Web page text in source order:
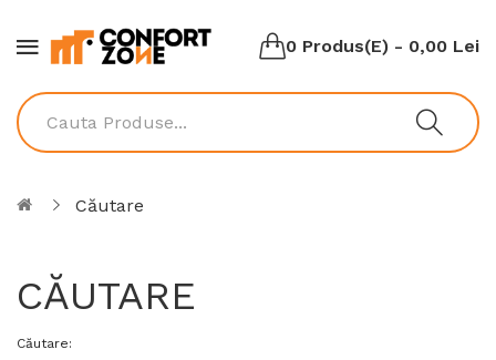
0 Produs(e) - 0,00 Lei
Căutare
CĂUTARE
Căutare: